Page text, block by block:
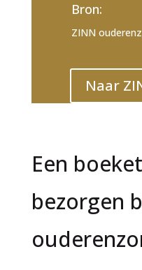
Bron:
ZINN
Naar
Een
bezorgen